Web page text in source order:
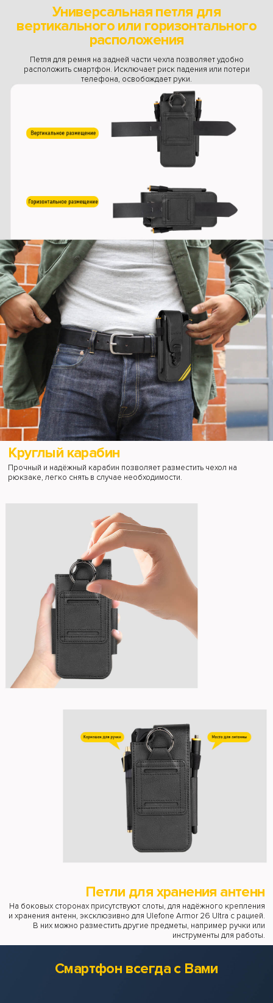
Универсальная петля для
вертикального или горизонтального
расположения
Петля для ремня на задней части чехла позволяет удобно
расположить смартфон. Исключает риск падения или потери
телефона, освобождает руки.
Петли для хранения антенн
На боковых сторонах присутствуют слоты, для надёжного крепления
и хранения антенн, эксклюзивно для Ulefone Armor 26 Ultra с рацией.
В них можно разместить другие предметы, например ручки или
инструменты для работы.
Круглый карабин
Прочный и надёжный карабин позволяет разместить чехол на
рюкзаке, легко снять в случае необходимости.
Смартфон всегда с Вами